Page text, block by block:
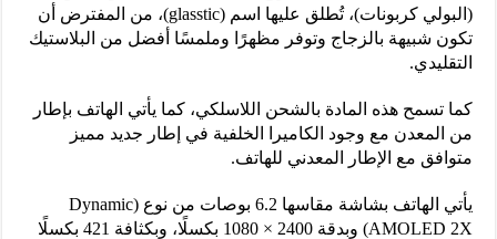
(البولي كربونات)، تُطلق عليها اسم (glasstic)، من المفترض أن
تكون شبيهة بالزجاج وتوفر مظهرًا وملمسًا أفضل من البلاستيك
التقليدي.
كما تسمح هذه المادة بالشحن اللاسلكي، كما يأتي الهاتف بإطار
من المعدن مع وجود الكاميرا الخلفية في إطار جديد مميز
متوافق مع الإطار المعدني للهاتف.
يأتي الهاتف بشاشة مقاسها 6.2 بوصات من نوع (Dynamic
AMOLED 2X) وبدقة 2400 × 1080 بكسلًا، وبكثافة 421 بكسلًا